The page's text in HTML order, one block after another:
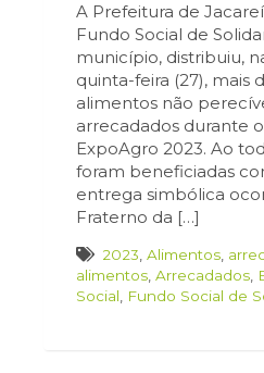
A Prefeitura de
Fundo Social de
município, distribuiu,
quinta-feira (27), mais
alimentos não
arrecadados durante
ExpoAgro 2023. Ao
foram beneficiadas
entrega simbólica
Fraterno da […]
2023 Alimentos
alimentos Arrecadados
Social
Fundo Social de